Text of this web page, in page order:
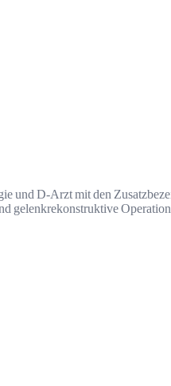
und D-Arzt mit den
gelenkrekonstruktive